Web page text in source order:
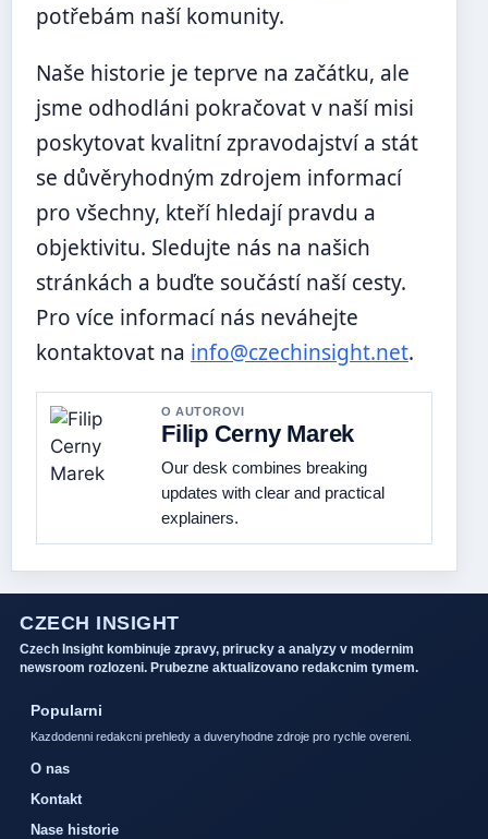
potřebám naší komunity.
Naše historie je teprve na začátku, ale
jsme odhodláni pokračovat v naší misi
poskytovat kvalitní zpravodajství a stát
se důvěryhodným zdrojem informací
pro všechny, kteří hledají pravdu a
objektivitu. Sledujte nás na našich
stránkách a buďte součástí naší cesty.
Pro více informací nás neváhejte
kontaktovat na info@czechinsight.net.
O AUTOROVI
Filip Cerny Marek
Our desk combines breaking
updates with clear and practical
explainers.
CZECH INSIGHT
Czech Insight kombinuje zpravy, prirucky a analyzy v modernim
newsroom rozlozeni. Prubezne aktualizovano redakcnim tymem.
Popularni
Kazdodenni redakcni prehledy a duveryhodne zdroje pro rychle overeni.
O nas
Kontakt
Nase historie